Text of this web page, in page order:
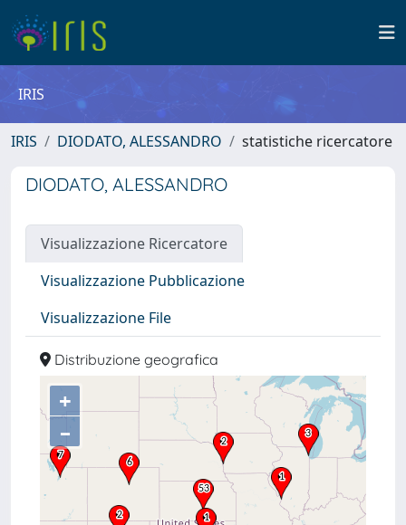
IRIS
IRIS DIODATO, ALESSANDRO statistiche ricercatore
DIODATO, ALESSANDRO
Visualizzazione Ricercatore
Visualizzazione Pubblicazione
Visualizzazione File
Distribuzione geografica
+
–